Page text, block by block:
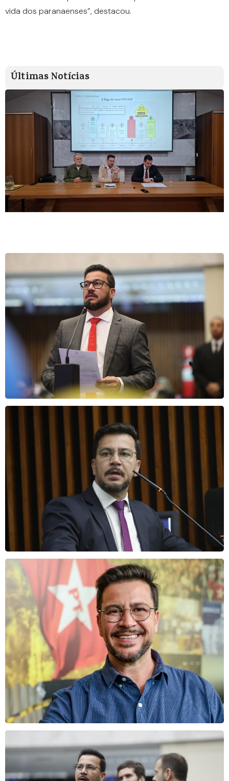
vida dos paranaenses”, destacou.
Últimas Notícias